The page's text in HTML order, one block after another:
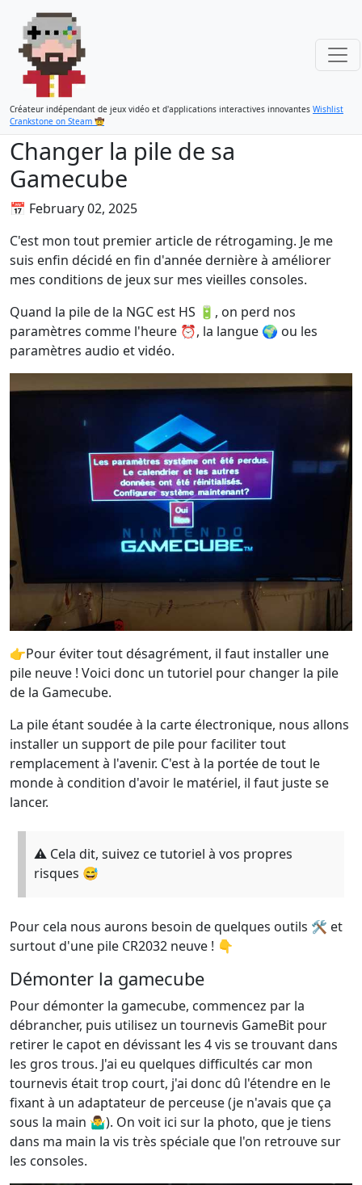
Créateur indépendant de jeux vidéo et d'applications interactives innovantes Wishlist
Crankstone on Steam 🤠
Changer la pile de sa
Gamecube
📅 February 02, 2025
C'est mon tout premier article de rétrogaming. Je me
suis enfin décidé en fin d'année dernière à améliorer
mes conditions de jeux sur mes vieilles consoles.
Quand la pile de la NGC est HS 🔋, on perd nos
paramètres comme l'heure ⏰, la langue 🌍 ou les
paramètres audio et vidéo.
👉Pour éviter tout désagrément, il faut installer une
pile neuve ! Voici donc un tutoriel pour changer la pile
de la Gamecube.
La pile étant soudée à la carte électronique, nous allons
installer un support de pile pour faciliter tout
remplacement à l'avenir. C'est à la portée de tout le
monde à condition d'avoir le matériel, il faut juste se
lancer.
⚠️ Cela dit, suivez ce tutoriel à vos propres
risques 😅
Pour cela nous aurons besoin de quelques outils 🛠️ et
surtout d'une pile CR2032 neuve ! 👇
Démonter la gamecube
Pour démonter la gamecube, commencez par la
débrancher, puis utilisez un tournevis GameBit pour
retirer le capot en dévissant les 4 vis se trouvant dans
les gros trous. J'ai eu quelques difficultés car mon
tournevis était trop court, j'ai donc dû l'étendre en le
fixant à un adaptateur de perceuse (je n'avais que ça
sous la main 🤷‍♂️). On voit ici sur la photo, que je tiens
dans ma main la vis très spéciale que l'on retrouve sur
les consoles.